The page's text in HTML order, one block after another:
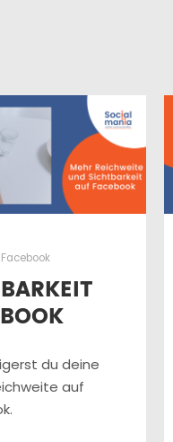
Facebook
du deine
auf